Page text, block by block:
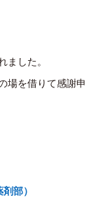
ました。
場を借りて感謝申
部）